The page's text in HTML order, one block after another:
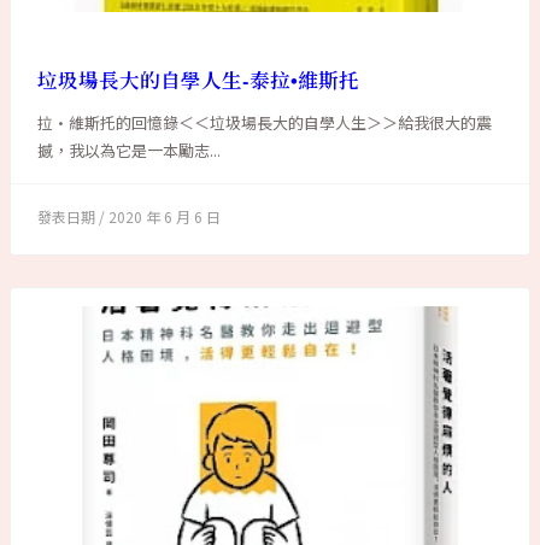
垃圾場長大的自學人生-泰拉•維斯托
拉•維斯托的回憶錄＜＜垃圾場長大的自學人生＞＞給我很大的震
撼，我以為它是一本勵志...
2020 年 6 月 6 日